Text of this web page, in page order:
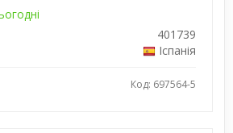
401739
Іспанія
Код: 697564-5